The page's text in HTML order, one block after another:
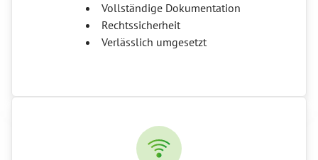
Vollständige Dokumentation
Rechtssicherheit
Verlässlich umgesetzt